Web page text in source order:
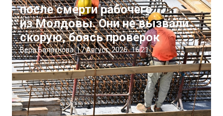
после смерти рабочего
из Молдовы. Они не вызвали
скорую, боясь проверок
Вера Балахнова |7 Август, 2026 16:21